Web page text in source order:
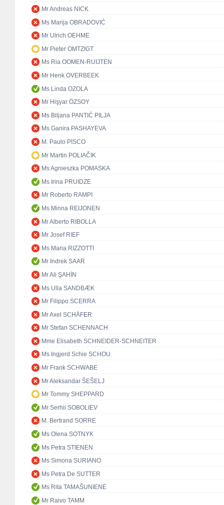
Mr Andreas NICK
Ms Marija OBRADOVIĆ
Mr Ulrich OEHME
Mr Pieter OMTZIGT
Ms Ria OOMEN-RUIJTEN
Mr Henk OVERBEEK
Ms Linda OZOLA
Mr Hişyar ÖZSOY
Ms Biljana PANTIĆ PILJA
Ms Ganira PASHAYEVA
M. Paulo PISCO
Mr Martin POLIAČIK
Ms Agnieszka POMASKA
Ms Irina PRUIDZE
Mr Roberto RAMPI
Ms Minna REIJONEN
Mr Alberto RIBOLLA
Mr Josef RIEF
Ms Maria RIZZOTTI
Mr Indrek SAAR
Mr Ali ŞAHİN
Ms Ulla SANDBÆK
Mr Filippo SCERRA
Mr Axel SCHÄFER
Mr Stefan SCHENNACH
Mme Elisabeth SCHNEIDER-SCHNEITER
Ms Ingjerd Schie SCHOU
Mr Frank SCHWABE
Mr Aleksandar ŠEŠELJ
Mr Tommy SHEPPARD
Mr Serhii SOBOLIEV
M. Bertrand SORRE
Ms Olena SOTNYK
Ms Petra STIENEN
Ms Simona SURIANO
Ms Petra De SUTTER
Ms Rita TAMAŠUNIENĖ
Mr Raivo TAMM